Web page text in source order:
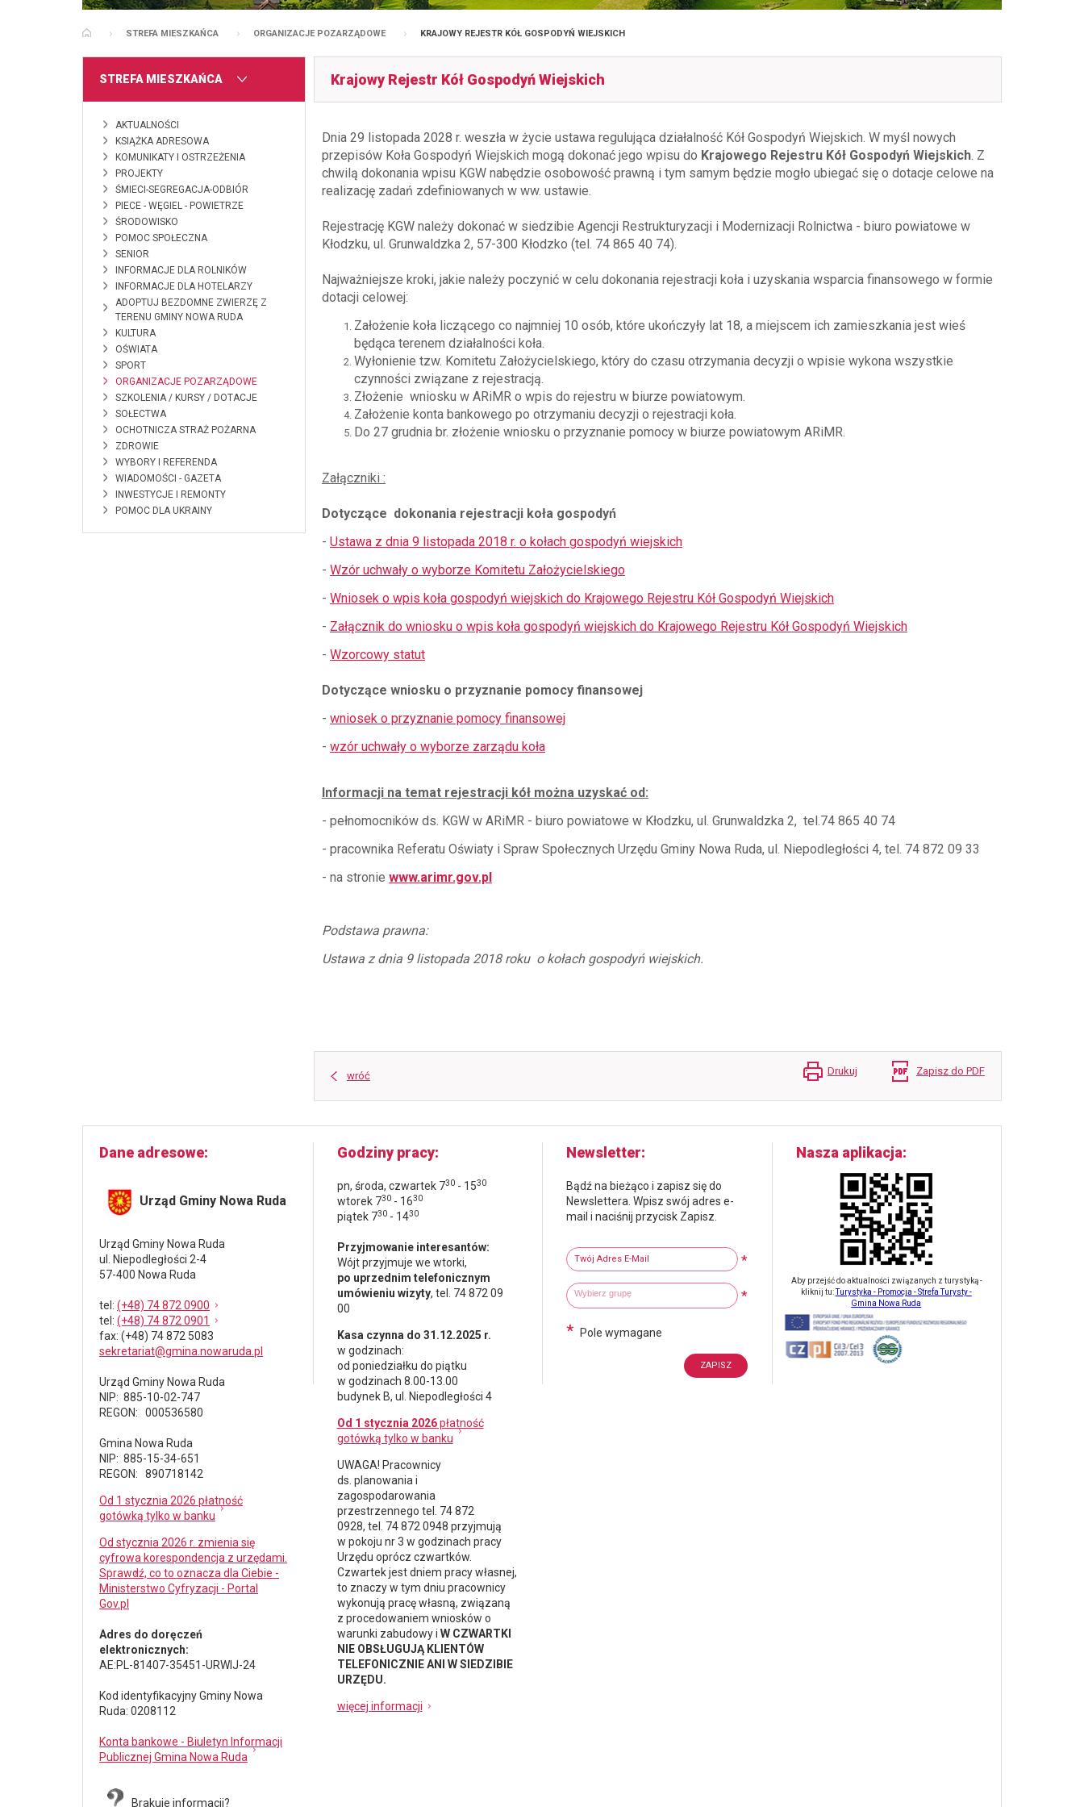
STRONA GŁÓWNA
STREFA MIESZKAŃCA ORGANIZACJE POZARZĄDOWE KRAJOWY REJESTR KÓŁ GOSPODYŃ WIEJSKICH
MENU
STREFA MIESZKAŃCA
AKTUALNOŚCI
KSIĄŻKA ADRESOWA
KOMUNIKATY I OSTRZEŻENIA
PROJEKTY
ŚMIECI-SEGREGACJA-ODBIÓR
PIECE - WĘGIEL - POWIETRZE
ŚRODOWISKO
POMOC SPOŁECZNA
SENIOR
INFORMACJE DLA ROLNIKÓW
INFORMACJE DLA HOTELARZY
ADOPTUJ BEZDOMNE ZWIERZĘ Z
TERENU GMINY NOWA RUDA
KULTURA
OŚWIATA
SPORT
ORGANIZACJE POZARZĄDOWE
SZKOLENIA / KURSY / DOTACJE
SOŁECTWA
OCHOTNICZA STRAŻ POŻARNA
ZDROWIE
WYBORY I REFERENDA
WIADOMOŚCI - GAZETA
INWESTYCJE I REMONTY
POMOC DLA UKRAINY
Krajowy Rejestr Kół Gospodyń Wiejskich
Dnia 29 listopada 2028 r. weszła w życie ustawa regulująca działalność Kół Gospodyń Wiejskich. W myśl nowych
przepisów Koła Gospodyń Wiejskich mogą dokonać jego wpisu do Krajowego Rejestru Kół Gospodyń Wiejskich. Z
chwilą dokonania wpisu KGW nabędzie osobowość prawną i tym samym będzie mogło ubiegać się o dotacje celowe na
realizację zadań zdefiniowanych w ww. ustawie.
Rejestrację KGW należy dokonać w siedzibie Agencji Restrukturyzacji i Modernizacji Rolnictwa - biuro powiatowe w
Kłodzku, ul. Grunwaldzka 2, 57-300 Kłodzko (tel. 74 865 40 74).
Najważniejsze kroki, jakie należy poczynić w celu dokonania rejestracji koła i uzyskania wsparcia finansowego w formie
dotacji celowej:
Założenie koła liczącego co najmniej 10 osób, które ukończyły lat 18, a miejscem ich zamieszkania jest wieś
będąca terenem działalności koła.
Wyłonienie tzw. Komitetu Założycielskiego, który do czasu otrzymania decyzji o wpisie wykona wszystkie
czynności związane z rejestracją.
Złożenie wniosku w ARiMR o wpis do rejestru w biurze powiatowym.
Założenie konta bankowego po otrzymaniu decyzji o rejestracji koła.
Do 27 grudnia br. złożenie wniosku o przyznanie pomocy w biurze powiatowym ARiMR.
Załączniki :
Dotyczące dokonania rejestracji koła gospodyń
- Ustawa z dnia 9 listopada 2018 r. o kołach gospodyń wiejskich
- Wzór uchwały o wyborze Komitetu Założycielskiego
- Wniosek o wpis koła gospodyń wiejskich do Krajowego Rejestru Kół Gospodyń Wiejskich
- Załącznik do wniosku o wpis koła gospodyń wiejskich do Krajowego Rejestru Kół Gospodyń Wiejskich
- Wzorcowy statut
Dotyczące wniosku o przyznanie pomocy finansowej
- wniosek o przyznanie pomocy finansowej
- wzór uchwały o wyborze zarządu koła
Informacji na temat rejestracji kół można uzyskać od:
- pełnomocników ds. KGW w ARiMR - biuro powiatowe w Kłodzku, ul. Grunwaldzka 2, tel.74 865 40 74
- pracownika Referatu Oświaty i Spraw Społecznych Urzędu Gminy Nowa Ruda, ul. Niepodległości 4, tel. 74 872 09 33
- na stronie www.arimr.gov.pl
Podstawa prawna:
Ustawa z dnia 9 listopada 2018 roku o kołach gospodyń wiejskich.
wróć Drukuj Zapisz do PDF
Dane adresowe
Urząd Gminy Nowa Ruda
Urząd Gminy Nowa Ruda
ul. Niepodległości 2-4
57-400 Nowa Ruda
tel : (+48) 74 872 0900
tel : (+48) 74 872 0901
fax: (+48) 74 872 5083
sekretariat@gmina.nowaruda.pl
Urząd Gminy Nowa Ruda
NIP: 885-10-02-747
REGON: 000536580
Gmina Nowa Ruda
NIP: 885-15-34-651
REGON: 890718142
Od 1 stycznia 2026 płatność
gotówką tylko w banku
Od stycznia 2026 r. zmienia się
cyfrowa korespondencja z urzędami.
Sprawdź, co to oznacza dla Ciebie -
Ministerstwo Cyfryzacji - Portal
Gov.pl
Adres do doręczeń
elektronicznych:
AE:PL-81407-35451-URWIJ-24
Kod identyfikacyjny Gminy Nowa
Ruda: 0208112
Konta bankowe - Biuletyn Informacji
Publicznej Gmina Nowa Ruda
Brakuje informacji?
Godziny pracy
pn, środa, czwartek 730- 1530
wtorek 730- 1630
piątek 730- 1430
Przyjmowanie interesantów:
Wójt przyjmuje we wtorki,
po uprzednim telefonicznym
umówieniu wizyty, tel. 74 872 09
00
Kasa czynna do 31.12.2025 r.
w godzinach:
od poniedziałku do piątku
w godzinach 8.00-13.00
budynek B, ul. Niepodległości 4
Od 1 stycznia 2026płatność
gotówką tylko w banku
UWAGA! Pracownicy
ds. planowania i
zagospodarowania
przestrzennego tel. 74 872
0928, tel. 74 872 0948 przyjmują
w pokoju nr 3 w godzinach pracy
Urzędu oprócz czwartków.
Czwartek jest dniem pracy własnej,
to znaczy w tym dniu pracownicy
wykonują pracę własną, związaną
z procedowaniem wniosków o
warunki zabudowy i W CZWARTKI
NIE OBSŁUGUJĄ KLIENTÓW
TELEFONICZNIE ANI W SIEDZIBIE
URZĘDU.
więcej informacji
Newsletter
Bądź na bieżąco i zapisz się do
Newslettera. Wpisz swój adres e-
mail i naciśnij przycisk Zapisz.
Twój adres e-mail
*
Wybierz grupy tematyczne *
Wpisz wyszukiwaną fraze
* Pole wymagane
Nasza aplikacja
Aby przejść do aktualności związanych z turystyką -
kliknij tu:Turystyka - Promocja - Strefa Turysty -
Gmina Nowa Ruda